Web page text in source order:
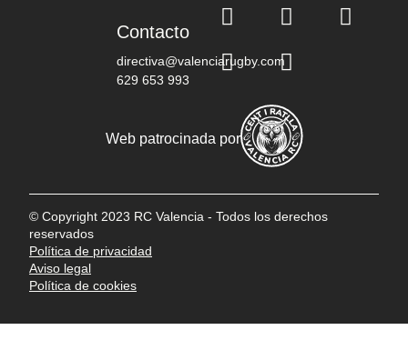
Contacto
directiva@valenciarugby.com
629 653 993
Web patrocinada por
© Copyright 2023 RC Valencia - Todos los derechos
reservados
Política de privacidad
Aviso legal
Política de cookies